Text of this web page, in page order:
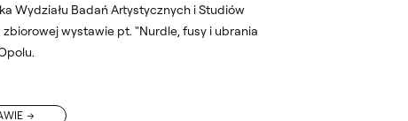
Wydziału Badań Artystycznych i Studiów
wystawie pt. "Nurdle, fusy i ubrania